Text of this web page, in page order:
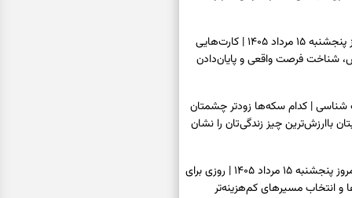
فال تاروت امروز پنجشنبه ۱۵ مرداد ۱۴۰۵ | کارت‌هایی
شناخت فرصت واقعی و پایان‌دادن
| کدام سکه‌ها زودتر چشمتان
باارزش‌ترین چیز زندگی‌تان را نشان
فال سرنوشت امروز پنجشنبه ۱۵ مرداد ۱۴۰۵ | روزی برای
و انتخاب مسیرهای کم‌هزینه‌تر